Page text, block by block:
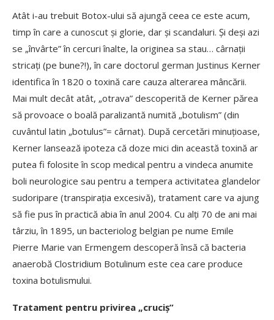
Atât i-au trebuit Botox-ului să ajungă ceea ce este acum,
timp în care a cunoscut și glorie, dar și scandaluri. Și deși azi
se „învârte” în cercuri înalte, la originea sa stau… cârnaţii
stricaţi (pe bune?!), în care doctorul german Justinus Kerner
identifica în 1820 o toxină care cauza alterarea mâncării.
Mai mult decât atât, „otrava” descoperită de Kerner părea
să provoace o boală paralizantă numită „botulism” (din
cuvântul latin „botulus”= cârnat). După cercetări minuțioase,
Kerner lansează ipoteza că doze mici din această toxină ar
putea fi folosite în scop medical pentru a vindeca anumite
boli neurologice sau pentru a tempera activitatea glandelor
sudoripare (transpiraţia excesivă), tratament care va ajung
să fie pus în practică abia în anul 2004. Cu alți 70 de ani mai
târziu, în 1895, un bacteriolog belgian pe nume Emile
Pierre Marie van Ermengem descoperă însă că bacteria
anaerobă Clostridium Botulinum este cea care produce
toxina botulismului.
Tratament pentru privirea „cruciș”